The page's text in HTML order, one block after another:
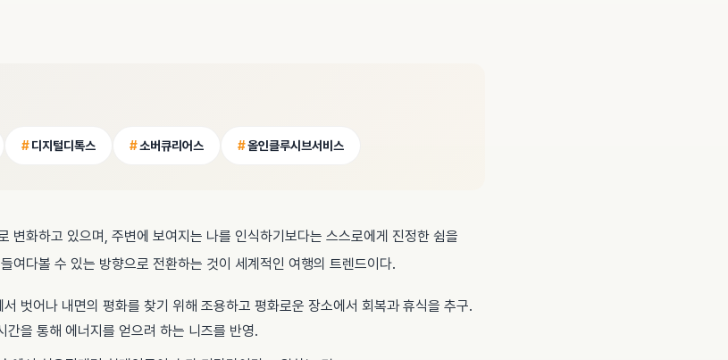
#디지털디톡스 #소버큐리어스 #올인클루시브서비스
변화하고 있으며, 주변에 보여지는 나를 인식하기보다는 스스로에게 진정한 쉼을
여다볼 수 있는 방향으로 전환하는 것이 세계적인 여행의 트렌드이다.
서 벗어나 내면의 평화를 찾기 위해 조용하고 평화로운 장소에서 회복과 휴식을 추구.
을 통해 에너지를 얻으려 하는 니즈를 반영.